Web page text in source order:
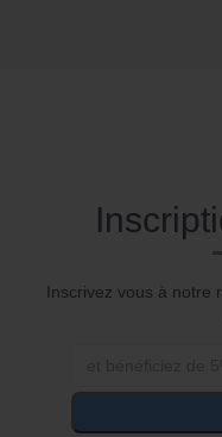
Inscrivez vous à notre